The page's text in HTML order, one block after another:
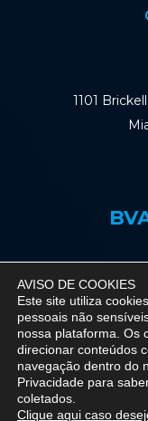
AVISO DE COOKIES
Este site utiliza
pessoais não
nossa plataforma. Os
direcionar conteúdos
navegação dentro do
Privacidade para
coletados.
Clique aqui caso
1101
© 2026 BVA -